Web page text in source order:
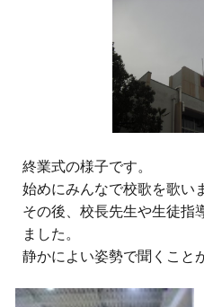
終業式の様子です。
始めにみんなで校歌を歌い
その後、校長先生や生徒指
ました。
静かによい姿勢で聞くこと